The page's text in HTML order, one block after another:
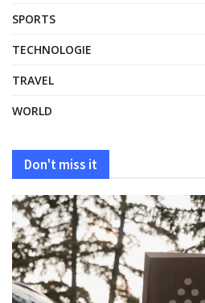
SPORTS
TECHNOLOGIE
TRAVEL
WORLD
Don't miss it